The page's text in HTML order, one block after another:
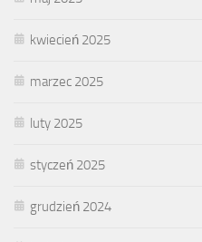
kwiecień 2025
marzec 2025
luty 2025
styczeń 2025
grudzień 2024